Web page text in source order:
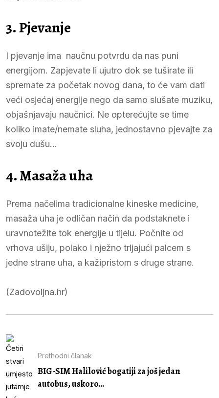
3. Pjevanje
I pjevanje ima naučnu potvrdu da nas puni
energijom. Zapjevate li ujutro dok se tuširate ili
spremate za početak novog dana, to će vam dati
veći osjećaj energije nego da samo slušate muziku,
objašnjavaju naučnici. Ne opterećujte se time
koliko imate/nemate sluha, jednostavno pjevajte za
svoju dušu…
4. Masaža uha
Prema načelima tradicionalne kineske medicine,
masaža uha je odličan način da podstaknete i
uravnotežite tok energije u tijelu. Počnite od
vrhova ušiju, polako i nježno trljajući palcem s
jedne strane uha, a kažipristom s druge strane.
(Zadovoljna.hr)
Prethodni članak
BIG-SIM Halilović bogatiji za još jedan
autobus, uskoro...